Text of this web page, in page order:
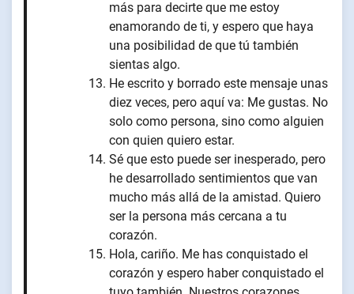
más para decirte que me estoy
enamorando de ti, y espero que haya
una posibilidad de que tú también
sientas algo.
He escrito y borrado este mensaje unas
diez veces, pero aquí va: Me gustas. No
solo como persona, sino como alguien
con quien quiero estar.
Sé que esto puede ser inesperado, pero
he desarrollado sentimientos que van
mucho más allá de la amistad. Quiero
ser la persona más cercana a tu
corazón.
Hola, cariño. Me has conquistado el
corazón y espero haber conquistado el